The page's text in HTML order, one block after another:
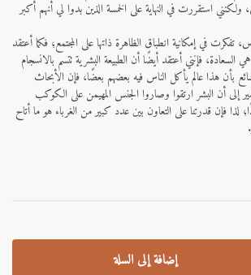
استقررت في النهاية على الخمسة الذين بدوا لي أنهم أكبر
في إمكانية انطباق الظاهرة ذاتها على المجتمع؛ فكما أعتقد
هي السعادة، فإنني أعتقد أيضًا أن الطبيعة البشرية تتسم بالانسجام
بأن هذا عالم يأكل الناس فيه بعضهم بعضًا، فإن الأبحاث
إلى أن البشر ارتقوا وصاروا الجنس المهيمن على الكوكب
لذا فإن قدرتنا على التعاون بين عدد كبير من الغرباء هو ما أتاح
إضافة إلى السلة